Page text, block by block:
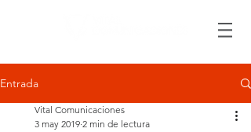
Entrada
Vital Comunicaciones
3 may 2019 2 min de lectura